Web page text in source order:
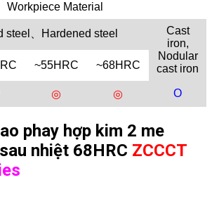
Workpiece Material
steel、Hardened steel
Cast
iron,
Nodular
cast iron
~55HRC ~68HRC
◎ ◎ Ο
ao phay hợp kim 2 me
nhiệt 68HRC ZCCCT